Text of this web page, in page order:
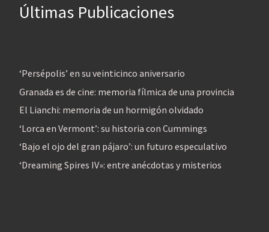
Últimas Publicaciones
‘Persépolis’ en su veinticinco aniversario
Granada es de cine: memoria fílmica de una provincia
El Lianchi: memoria de un hormigón olvidado
‘Lorca en Vermont’: su historia con Cummings
‘Bajo el ojo del gran pájaro’: un futuro especulativo
‘Dreaming Spires IV»: entre anécdotas y misterios